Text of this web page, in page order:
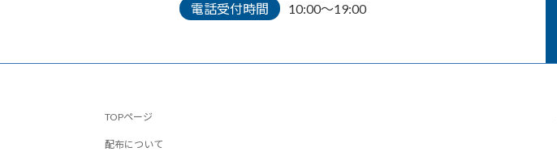
電話受付時間 10:00〜19:00
TOPページ
配布について